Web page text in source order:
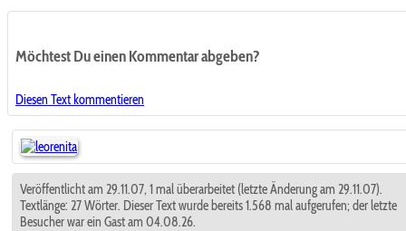
Möchtest Du einen Kommentar abgeben?
Diesen Text kommentieren
Veröffentlicht am 29.11.07, 1 mal überarbeitet (letzte Änderung am 29.11.07).
Textlänge: 27 Wörter. Dieser Text wurde bereits 1.568 mal aufgerufen; der letzte
Besucher war ein Gast am 04.08.26.